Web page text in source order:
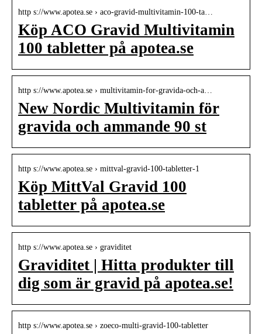
http s://www.apotea.se › aco-gravid-multivitamin-100-ta…
Köp ACO Gravid Multivitamin
100 tabletter på apotea.se
http s://www.apotea.se › multivitamin-for-gravida-och-a…
New Nordic Multivitamin för
gravida och ammande 90 st
http s://www.apotea.se › mittval-gravid-100-tabletter-1
Köp MittVal Gravid 100
tabletter på apotea.se
http s://www.apotea.se › graviditet
Graviditet | Hitta produkter till
dig som är gravid på apotea.se!
http s://www.apotea.se › zoeco-multi-gravid-100-tabletter